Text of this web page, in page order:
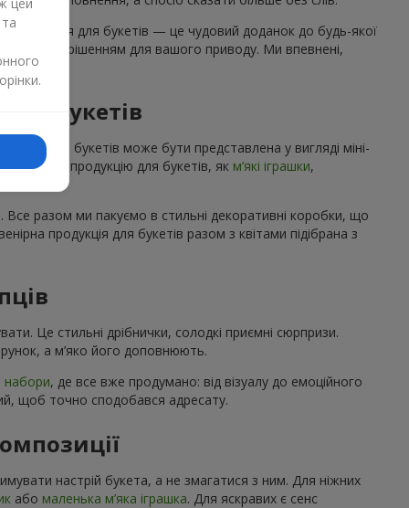
продукція для букетів — це чудовий доданок до будь-якої
рішенням для вашого приводу. Ми впевнені,
до букетів
для букетів може бути представлена у вигляді міні-
cувенірну продукцію для букетів, як м’які іграшки,
разом ми пакуємо в стильні декоративні коробки, що
продукція для букетів разом з квітами підібрана з
Це стильні дрібнички, солодкі приємні сюрпризи.
а м’яко його доповнюють.
набори, де все вже продумано: від візуалу до емоційного
щоб точно сподобався адресату.
настрій букета, а не змагатися з ним. Для ніжних
або маленька м’яка іграшка. Для яскравих є сенс